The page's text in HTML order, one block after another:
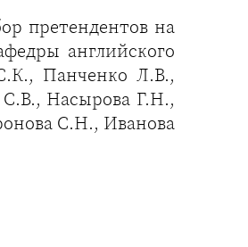
претендентов на
английского
Панченко Л.В.,
Насырова Г.Н.,
С.Н., Иванова